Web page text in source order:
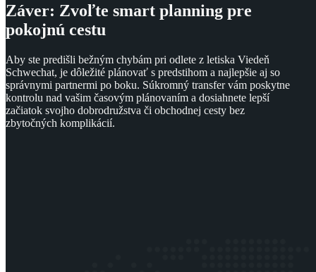
Záver: Zvoľte smart planning pre
pokojnú cestu
Aby ste predišli bežným chybám pri odlete z letiska Viedeň
Schwechat, je dôležité plánovať s predstihom a najlepšie aj so
správnymi partnermi po boku. Súkromný transfer vám poskytne
kontrolu nad vašim časovým plánovaním a dosiahnete lepší
začiatok svojho dobrodružstva či obchodnej cesty bez
zbytočných komplikácií.